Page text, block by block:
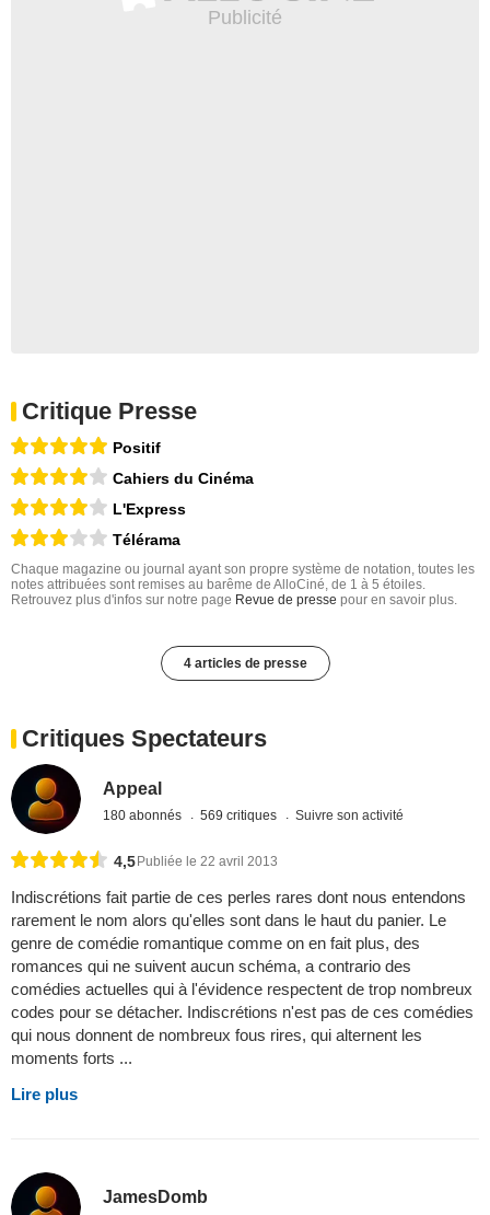
Critique Presse
Positif
Cahiers du Cinéma
L'Express
Télérama
Chaque magazine ou journal ayant son propre système de notation, toutes les
notes attribuées sont remises au barême de AlloCiné, de 1 à 5 étoiles.
Retrouvez plus d'infos sur notre page Revue de presse pour en savoir plus.
4 articles de presse
Critiques Spectateurs
Appeal
180 abonnés 569 critiques Suivre son activité
4,5Publiée le 22 avril 2013
Indiscrétions fait partie de ces perles rares dont nous entendons
rarement le nom alors qu'elles sont dans le haut du panier. Le
genre de comédie romantique comme on en fait plus, des
romances qui ne suivent aucun schéma, a contrario des
comédies actuelles qui à l'évidence respectent de trop nombreux
codes pour se détacher. Indiscrétions n'est pas de ces comédies
qui nous donnent de nombreux fous rires, qui alternent les
moments forts ...
Lire plus
JamesDomb